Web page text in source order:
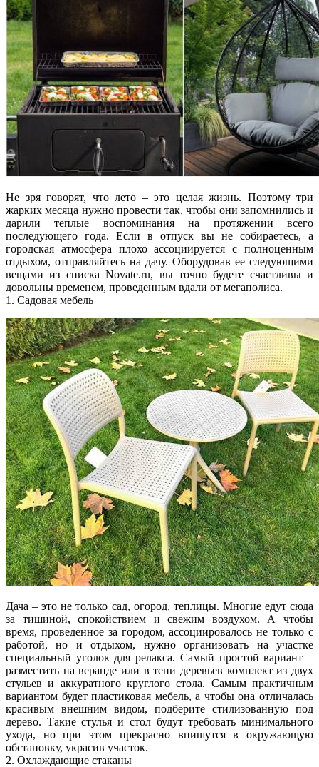
Не зря говорят, что лето – это целая жизнь. Поэтому три
жарких месяца нужно провести так, чтобы они запомнились и
дарили теплые воспоминания на протяжении всего
последующего года. Если в отпуск вы не собираетесь, а
городская атмосфера плохо ассоциируется с полноценным
отдыхом, отправляйтесь на дачу. Оборудовав ее следующими
вещами из списка Novate.ru, вы точно будете счастливы и
довольны временем, проведенным вдали от мегаполиса.
1. Садовая мебель
Дача – это не только сад, огород, теплицы. Многие едут сюда
за тишиной, спокойствием и свежим воздухом. А чтобы
время, проведенное за городом, ассоциировалось не только с
работой, но и отдыхом, нужно организовать на участке
специальный уголок для релакса. Самый простой вариант –
разместить на веранде или в тени деревьев комплект из двух
стульев и аккуратного круглого стола. Самым практичным
вариантом будет пластиковая мебель, а чтобы она отличалась
красивым внешним видом, подберите стилизованную под
дерево. Такие стулья и стол будут требовать минимального
ухода, но при этом прекрасно впишутся в окружающую
обстановку, украсив участок.
2. Охлаждающие стаканы